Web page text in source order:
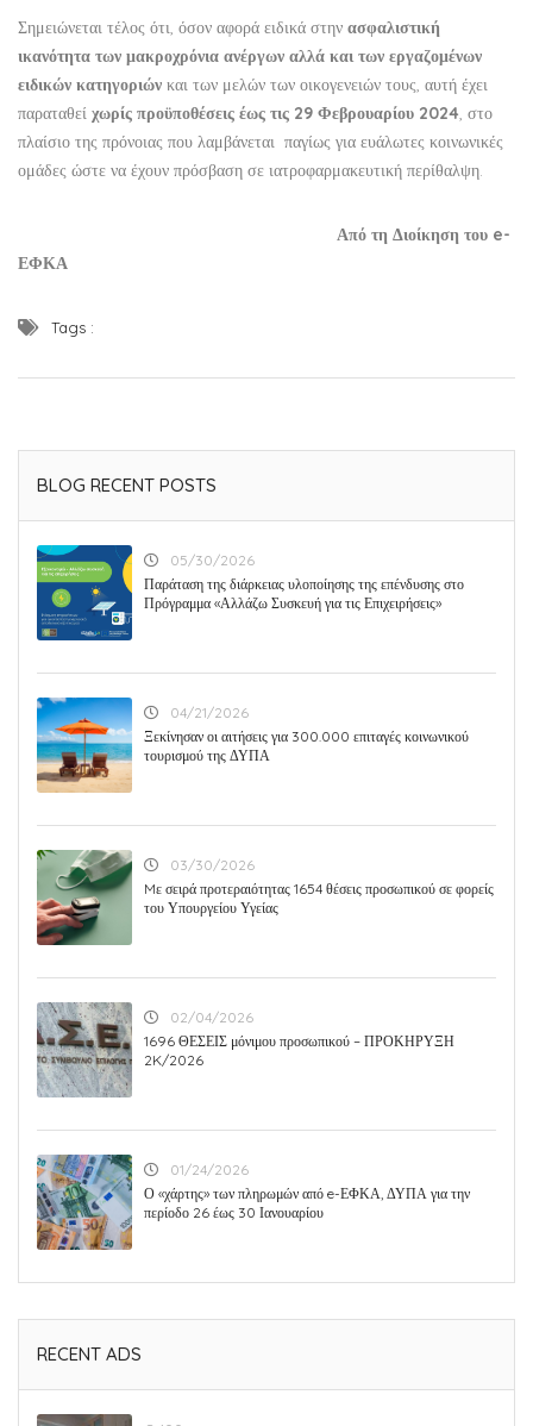
Σημειώνεται τέλος ότι, όσον αφορά ειδικά στην ασφαλιστική
ικανότητα των μακροχρόνια ανέργων αλλά και των εργαζομένων
ειδικών κατηγοριών και των μελών των οικογενειών τους, αυτή έχει
παραταθεί χωρίς προϋποθέσεις έως τις 29 Φεβρουαρίου 2024, στο
πλαίσιο της πρόνοιας που λαμβάνεται παγίως για ευάλωτες κοινωνικές
ομάδες ώστε να έχουν πρόσβαση σε ιατροφαρμακευτική περίθαλψη.
Από τη Διοίκηση του e-
ΕΦΚΑ
Tags :
BLOG RECENT POSTS
05/30/2026
Παράταση της διάρκειας υλοποίησης της επένδυσης στο
Πρόγραμμα «Αλλάζω Συσκευή για τις Επιχειρήσεις»
04/21/2026
Ξεκίνησαν οι αιτήσεις για 300.000 επιταγές κοινωνικού
τουρισμού της ΔΥΠΑ
03/30/2026
Mε σειρά προτεραιότητας 1654 θέσεις προσωπικού σε φορείς
του Υπουργείου Υγείας
02/04/2026
1696 ΘΕΣΕΙΣ μόνιμου προσωπικού – ΠΡΟΚΗΡΥΞΗ
2K/2026
01/24/2026
Ο «χάρτης» των πληρωμών από e-ΕΦΚΑ, ΔΥΠΑ για την
περίοδο 26 έως 30 Ιανουαρίου
RECENT ADS